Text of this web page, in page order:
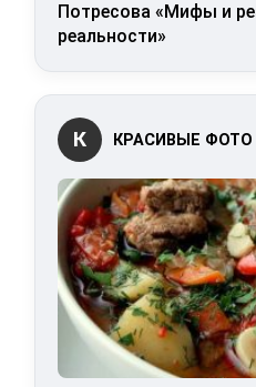
Потресова «Мифы и
реальности»
К КРАСИВЫЕ ФОТО